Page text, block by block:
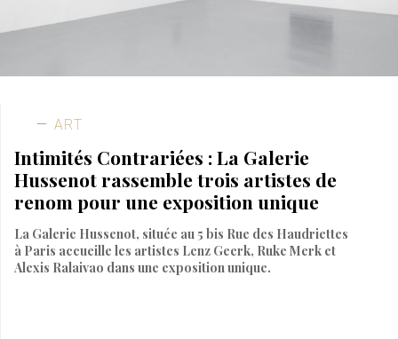
ART
Intimités Contrariées : La Galerie
Hussenot rassemble trois artistes de
renom pour une exposition unique
La Galerie Hussenot, située au 5 bis Rue des Haudriettes
à Paris accueille les artistes Lenz Geerk, Ruke Merk et
Alexis Ralaivao dans une exposition unique.